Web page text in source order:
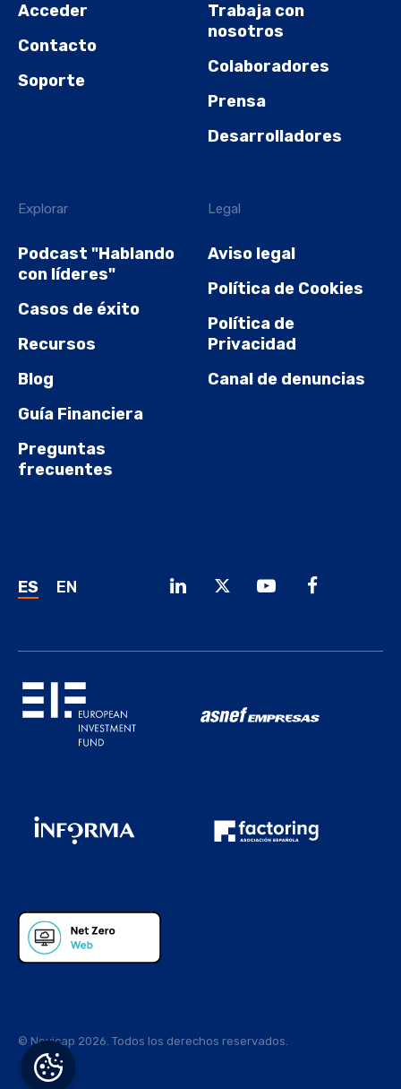
Acceder
Contacto
Soporte
Trabaja con
nosotros
Colaboradores
Prensa
Desarrolladores
Explorar
Podcast "Hablando
con líderes"
Casos de éxito
Recursos
Blog
Guía Financiera
Preguntas
frecuentes
Legal
Aviso legal
Política de Cookies
Política de
Privacidad
Canal de denuncias
ES EN
© Novicap 2026. Todos los derechos reservados.